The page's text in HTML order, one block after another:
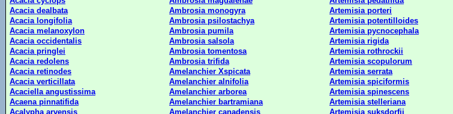
Acacia dealbata
Ambrosia monogyra
Artemisia porteri
Acacia longifolia
Ambrosia psilostachya
Artemisia potentilloides
Acacia melanoxylon
Ambrosia pumila
Artemisia pycnocephala
Acacia occidentalis
Ambrosia salsola
Artemisia rigida
Acacia pringlei
Ambrosia tomentosa
Artemisia rothrockii
Acacia redolens
Ambrosia trifida
Artemisia scopulorum
Acacia retinodes
Amelanchier Xspicata
Artemisia serrata
Acacia verticillata
Amelanchier alnifolia
Artemisia spiciformis
Acaciella angustissima
Amelanchier arborea
Artemisia spinescens
Acaena pinnatifida
Amelanchier bartramiana
Artemisia stelleriana
Acalypha arvensis
Amelanchier canadensis
Artemisia suksdorfii